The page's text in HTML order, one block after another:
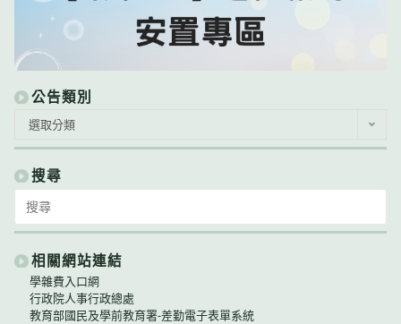
公告類別
類
別
選取分類
搜尋
for:
相關網站連結
學雜費入口網
行政院人事行政總處
教育部國民及學前教育署-差勤電子表單系統